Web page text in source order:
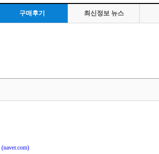
구매후기 최신정보 뉴스